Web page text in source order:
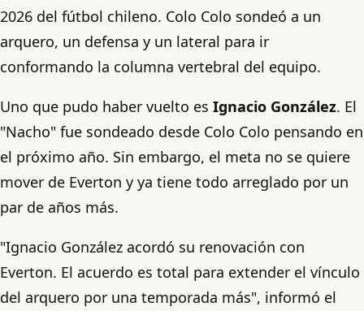
2026 del fútbol chileno. Colo Colo sondeó a un
arquero, un defensa y un lateral para ir
conformando la columna vertebral del equipo.
Uno que pudo haber vuelto es Ignacio González. El
"Nacho" fue sondeado desde Colo Colo pensando en
el próximo año. Sin embargo, el meta no se quiere
mover de Everton y ya tiene todo arreglado por un
par de años más.
"Ignacio González acordó su renovación con
Everton. El acuerdo es total para extender el vínculo
del arquero por una temporada más", informó el